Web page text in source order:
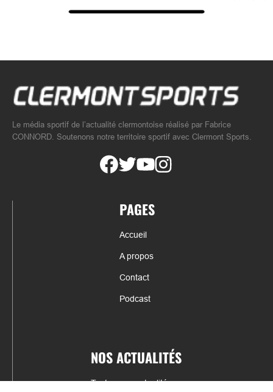
Le média sportif de l’actualité clermontoise réalisé par Fabrice
CONNORD. Soutenons notre territoire sportif avec Clermont Sports.
PAGES
Accueil
A propos
Contact
Podcast
NOS ACTUALITÉS
Toutes nos actualités